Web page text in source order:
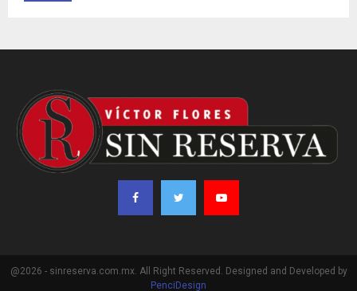
@2026 - sinreserva.com.mx. All Right Reserved. Designed and Developed by
PenciDesign